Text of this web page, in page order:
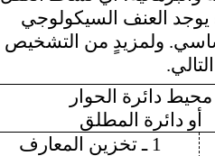
يوجد العنف السيكولوجي
ولمزيدٍ من التشخيص
محيط دائرة الحوار
أو دائرة المطلق
1 ـ تخزين المعارف